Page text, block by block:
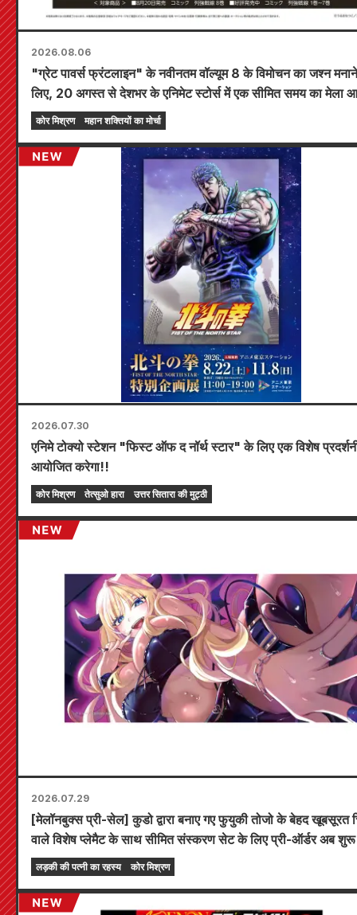
2026.08.06
"ग्रेट पावर्स फ्रंटलाइन" के नवीनतम वॉल्यूम 8 के विमोचन का जश्न
लिए, 20 अगस्त से देशभर के एनिमेट स्टोर्स में एक सीमित समय का मेला
किया जाएगा, जहाँ आप एक विशेष रूप से डिज़ाइन किया गया मिनी कार्ड
प्रकार) प्राप्त कर सकते हैं!
कोर मिश्रण महान शक्तियों का मोर्चा
2026.07.30
एनिमे टोक्यो स्टेशन "फिस्ट ऑफ द नॉर्थ स्टार" के लिए एक विशेष
आयोजित करेगा!!
कोर मिश्रण तेत्सुओ हारा उत्तर सितारा की मुट्ठी
2026.07.29
[मेलॉनबुक्स प्री-सेल] कुडो द्वारा बनाए गए फुयुकी तोजो के बेहद खूबसूरत
वाले विशेष प्लेमैट के साथ सीमित संस्करण सेट के लिए प्री-ऑर्डर अब शुरू
हैं! "द सीक्रेट ऑफ द गैल ब्राइड" का नवीनतम खंड 6 20 अक्टूबर को
होने वाला है!
लड़की की पत्नी का रहस्य कोर मिश्रण